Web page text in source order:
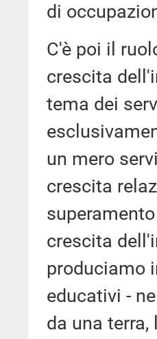
di
C'è poi il
crescita
tema dei
un mero
crescita
crescita
produciamo
educativi -
da una